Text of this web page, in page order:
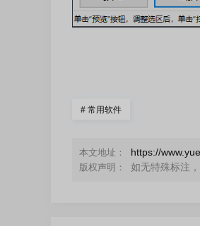
# 常用软件
本文地址： https://
版权声明： 如无特殊标注